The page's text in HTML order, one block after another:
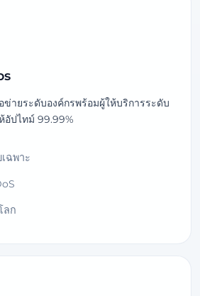
ข่ายระดับองค์กรพร้อมผู้ให้บริการระดับ
อัปไทม์ 99.99%
ฉพาะ
ลก